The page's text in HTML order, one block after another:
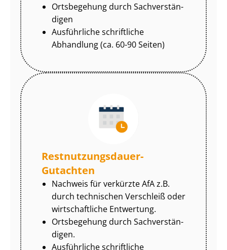
Ortsbegehung durch Sach­ver­stän­
di­gen
Ausführliche schriftliche
Abhandlung (ca. 60-90 Seiten)
Rest­nut­zungs­dau­er-
Gutachten
Nachweis für verkürzte AfA z.B.
durch technischen Verschleiß oder
wirtschaftliche Entwertung.
Ortsbegehung durch Sach­ver­stän­
di­gen.
Ausführliche schriftliche